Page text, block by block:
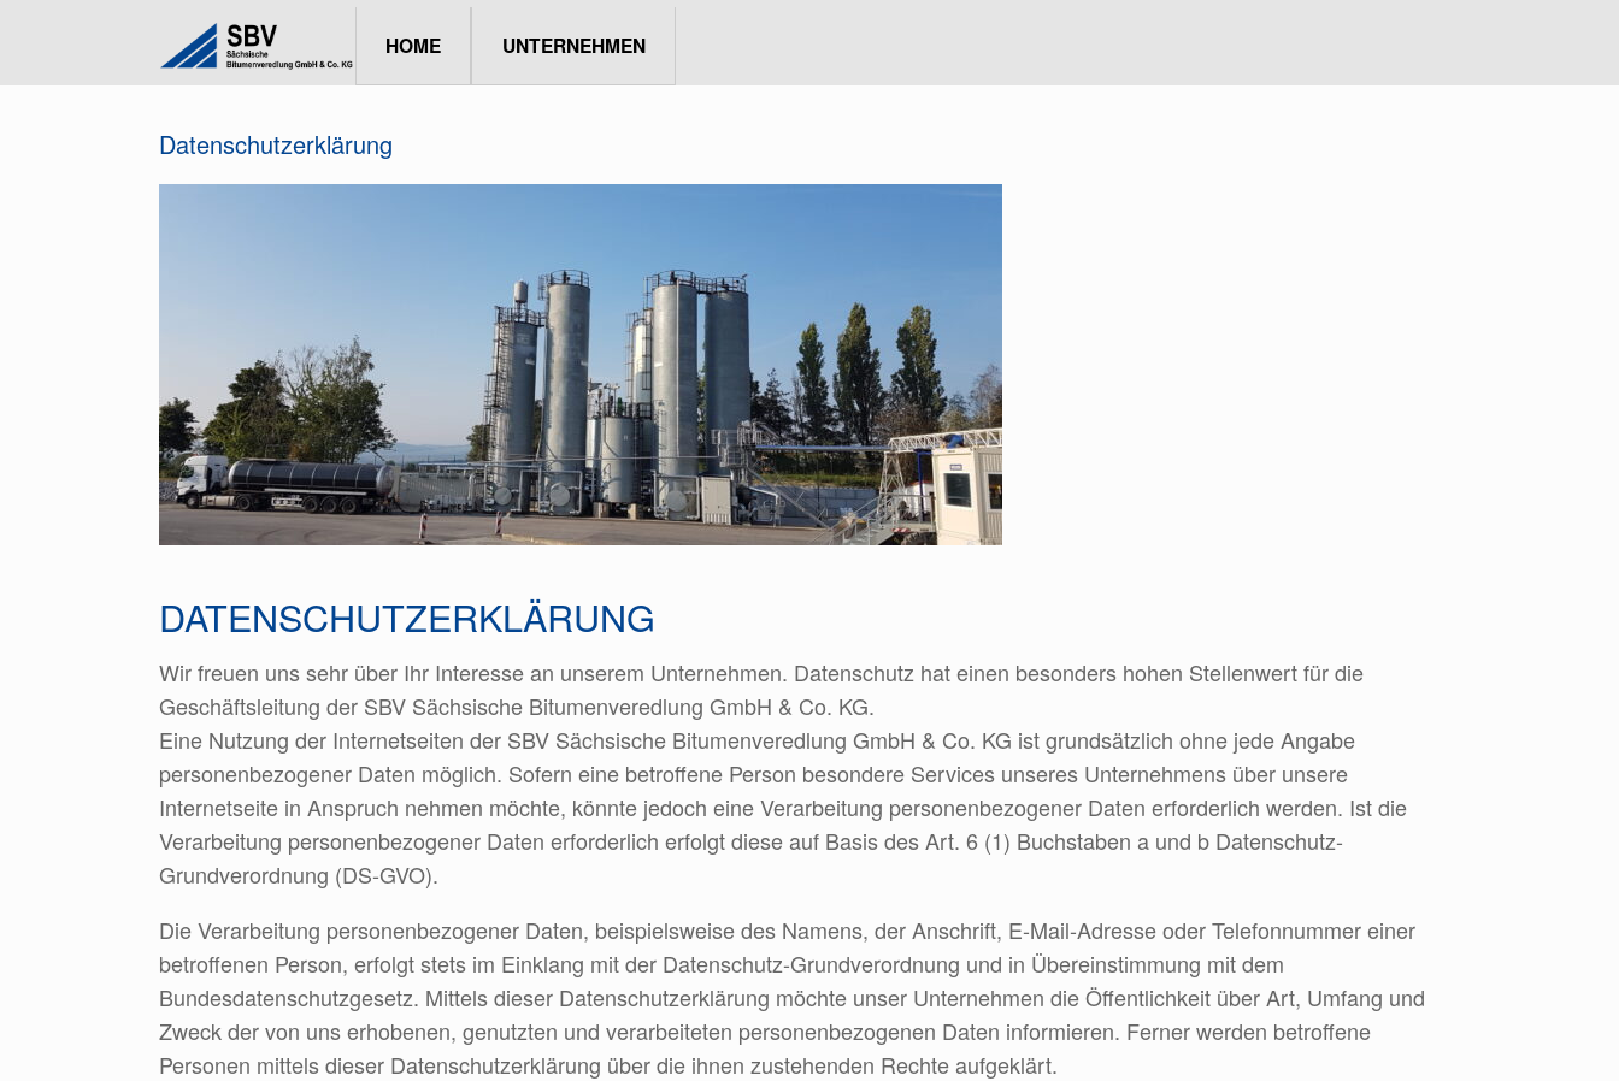
UNTERNEHMEN
Datenschutzerklärung
DATENSCHUTZERKLÄRUNG
Wir freuen uns sehr über Ihr Interesse an unserem Unternehmen. Datenschutz hat einen besonders hohen Stellenwert für die
Geschäftsleitung der SBV Sächsische Bitumenveredlung GmbH & Co. KG.
Eine Nutzung der Internetseiten der SBV Sächsische Bitumenveredlung GmbH & Co. KG ist grundsätzlich ohne jede Angabe
personenbezogener Daten möglich. Sofern eine betroffene Person besondere Services unseres Unternehmens über unsere
Internetseite in Anspruch nehmen möchte, könnte jedoch eine Verarbeitung personenbezogener Daten erforderlich werden. Ist die
Verarbeitung personenbezogener Daten erforderlich erfolgt diese auf Basis des Art. 6 (1) Buchstaben a und b Datenschutz-
Grundverordnung (DS-GVO).
Die Verarbeitung personenbezogener Daten, beispielsweise des Namens, der Anschrift, E-Mail-Adresse oder Telefonnummer einer
betroffenen Person, erfolgt stets im Einklang mit der Datenschutz-Grundverordnung und in Übereinstimmung mit dem
Bundesdatenschutzgesetz. Mittels dieser Datenschutzerklärung möchte unser Unternehmen die Öffentlichkeit über Art, Umfang und
Zweck der von uns erhobenen, genutzten und verarbeiteten personenbezogenen Daten informieren. Ferner werden betroffene
Personen mittels dieser Datenschutzerklärung über die ihnen zustehenden Rechte aufgeklärt.